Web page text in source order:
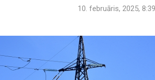
10. februāris, 2025, 8:39